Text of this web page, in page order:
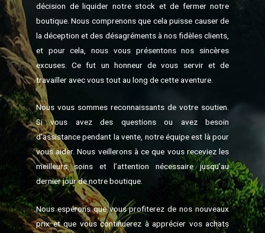
décision de liquider notre stock et de fermer notre
boutique. Nous comprenons que cela puisse causer de
la déception et des désagréments à nos fidèles clients,
et pour cela, nous vous présentons nos sincères
excuses. Ce fut un honneur de vous servir et de
travailler avec vous tout au long de cette aventure.
Nous vous sommes reconnaissants de votre soutien.
Si vous avez des questions ou avez besoin
d’assistance pendant la vente, notre équipe est là pour
vous aider. Nous veillerons à ce que vous receviez les
meilleurs soins et l’attention nécessaire jusqu’au
dernier jour de notre boutique.
Nous espérons que vous profiterez de nos nouveaux
prix et que vous continuerez à apprécier vos achats